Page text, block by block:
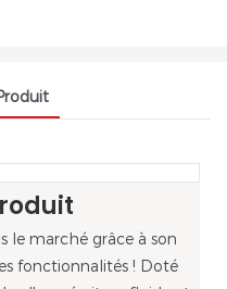
le marché grâce à son
fonctionnalités ! Doté